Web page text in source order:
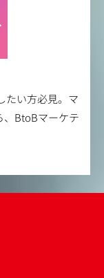
たい方必見。マ
、BtoBマーケテ